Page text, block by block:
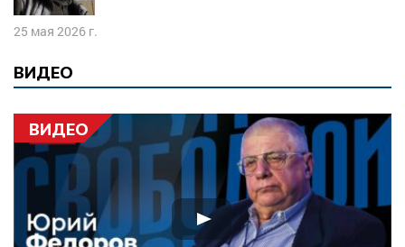
25 мая 2026 г.
ВИДЕО
ВИДЕО